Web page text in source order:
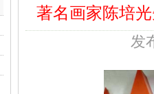
著名画家陈培
发